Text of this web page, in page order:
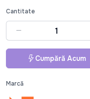
Cantitate
Cumpără Acum
Marcă